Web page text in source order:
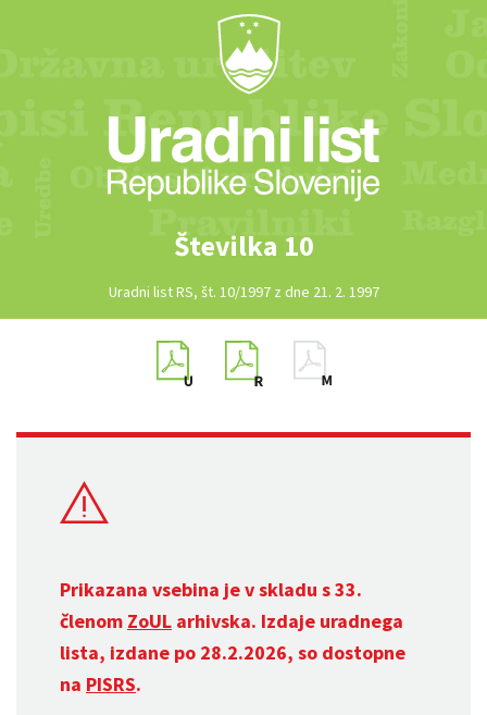
Številka 10
Uradni list RS, št. 10/1997 z dne 21. 2. 1997
Prikazana vsebina je v skladu s 33.
členom ZoUL arhivska. Izdaje uradnega
lista, izdane po 28.2.2026, so dostopne
na PISRS.